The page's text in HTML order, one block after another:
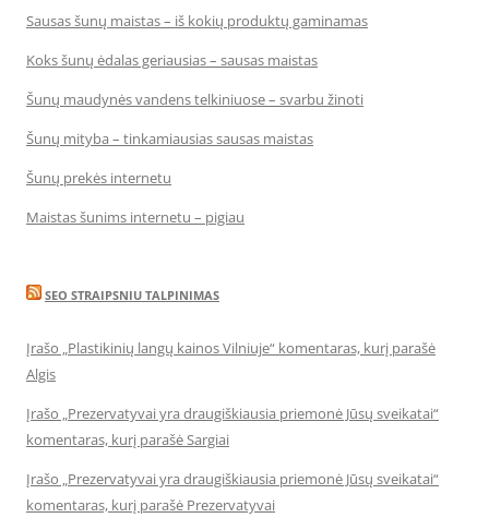
Sausas šunų maistas – iš kokių produktų gaminamas
Koks šunų ėdalas geriausias – sausas maistas
Šunų maudynės vandens telkiniuose – svarbu žinoti
Šunų mityba – tinkamiausias sausas maistas
Šunų prekės internetu
Maistas šunims internetu – pigiau
SEO STRAIPSNIU TALPINIMAS
Įrašo „Plastikinių langų kainos Vilniuje“ komentaras, kurį parašė
Algis
Įrašo „Prezervatyvai yra draugiškiausia priemonė Jūsų sveikatai“
komentaras, kurį parašė Sargiai
Įrašo „Prezervatyvai yra draugiškiausia priemonė Jūsų sveikatai“
komentaras, kurį parašė Prezervatyvai